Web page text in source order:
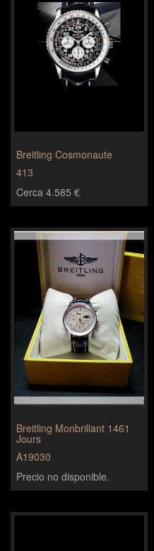
Breitling Cosmonaute
413
Cerca 4.585 €
Breitling Monbrillant 1461
Jours
A19030
Precio no disponible.